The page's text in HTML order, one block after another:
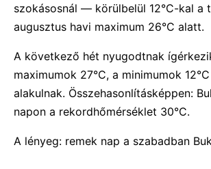
szokásosnál — körülbelül 12°C-kal a
augusztus havi maximum 26°C alatt.
A következő hét nyugodtnak
maximumok 27°C, a minimumok
alakulnak. Összehasonlításképpen:
napon a rekordhőmérséklet 30°C.
A lényeg: remek nap a szabadban